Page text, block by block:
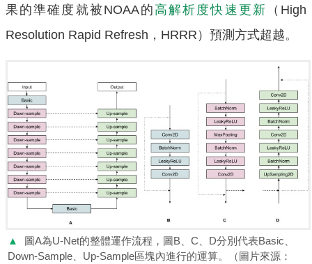
果的準確度就被NOAA的高解析度快速更新 （High
Resolution Rapid Refresh，HRRR）預測方式超越。
▲
圖A為U-Net的整體運作流程，圖B、C、D分別代表Basic、
Down-Sample、Up-Sample區塊內進行的運算。（圖片來源：